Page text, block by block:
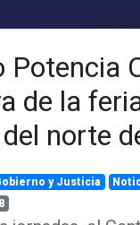
Potencia
de la
norte
y Justicia